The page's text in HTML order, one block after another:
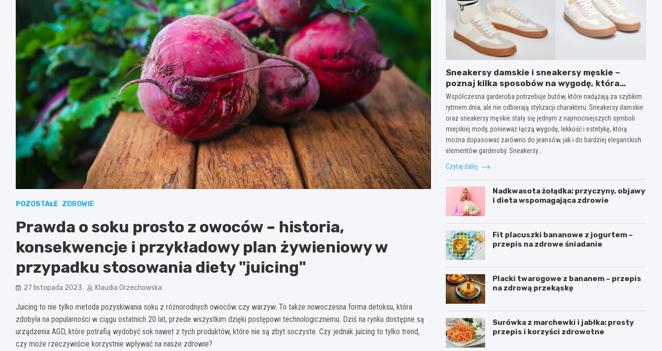
POZOSTAŁE ZDROWIE
Prawda o soku prosto z owoców – historia,
konsekwencje i przykładowy plan żywieniowy w
przypadku stosowania diety "juicing"
27 listopada 2023 Klaudia Orzechowska
Juicing to nie tylko metoda pozyskiwania soku z różnorodnych owoców czy warzyw. To także nowoczesna forma detoksu, która
zdobyła na popularności w ciągu ostatnich 20 lat, przede wszystkim dzięki postępowi technologicznemu. Dziś na rynku dostępne są
urządzenia AGD, które potrafią wydobyć sok nawet z tych produktów, które nie są zbyt soczyste. Czy jednak juicing to tylko trend,
czy może rzeczywiście korzystnie wpływać na nasze zdrowie?
Sneakersy damskie i sneakersy męskie –
poznaj kilka sposobów na wygodę, która
wygląda modnie każdego dnia
Współczesna garderoba potrzebuje butów, które nadążają za szybkim
rytmem dnia, ale nie odbierają stylizacji charakteru. Sneakersy damskie
oraz sneakersy męskie stały się jednym z najmocniejszych symboli
miejskiej mody, ponieważ łączą wygodę, lekkość i estetykę, którą
można dopasować zarówno do jeansów, jak i do bardziej eleganckich
elementów garderoby. Sneakersy…
Czytaj dalej
Nadkwasota żołądka: przyczyny, objawy
i dieta wspomagająca zdrowie
Fit placuszki bananowe z jogurtem –
przepis na zdrowe śniadanie
Placki twarogowe z bananem – przepis
na zdrową przekąskę
Surówka z marchewki i jabłka: prosty
przepis i korzyści zdrowotne